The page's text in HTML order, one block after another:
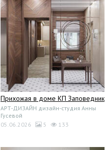
Прихожая в доме КП Заповедник
АРТ-ДИЗАЙН дизайн-студия Анны
Гусевой
05.06.2026
5 133